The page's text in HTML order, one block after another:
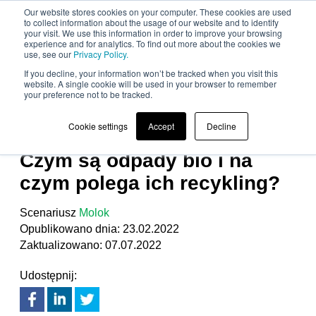
Our website stores cookies on your computer. These cookies are used
to collect information about the usage of our website and to identify
your visit. We use this information in order to improve your browsing
experience and for analytics. To find out more about the cookies we
use, see our Privacy Policy.
If you decline, your information won’t be tracked when you visit this
website. A single cookie will be used in your browser to remember
your preference not to be tracked.
Cookie settings Accept Decline
Czym są odpady bio i na
czym polega ich recykling?
Scenariusz Molok
Opublikowano dnia: 23.02.2022
Zaktualizowano: 07.07.2022
Udostępnij: